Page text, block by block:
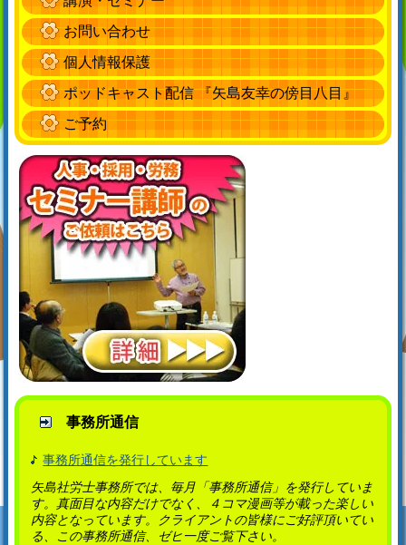
お問い合わせ
個人情報保護
ポッドキャスト配信 『矢島友幸の傍目八目』
ご予約
事務所通信
事務所通信を発行しています
矢島社労士事務所では、毎月「事務所通信」を発行していま
す。真面目な内容だけでなく、４コマ漫画等が載った楽しい
内容となっています。クライアントの皆様にご好評頂いてい
る、この事務所通信、ゼヒ一度ご覧下さい。